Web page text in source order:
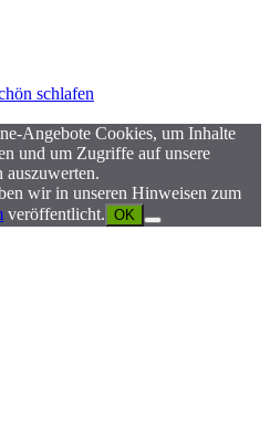
schlafen
Angebote Cookies, um Inhalte
und um Zugriffe auf unsere
auszuwerten.
wir in unseren Hinweisen zum
veröffentlicht. OK